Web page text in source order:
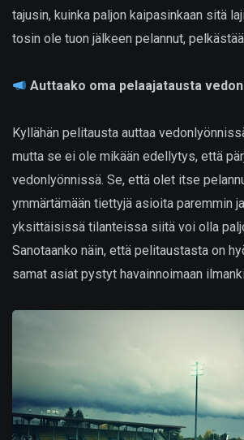
tajusin, kuinka paljon kaipasinkaan sitä
tosin ole tuon jälkeen pelannut,
Auttaako oma pelaajatausta
Kyllähän pelitausta auttaa
mutta se ei ole mikään edellytys, että
vedonlyönnissä. Se, että olet itse
ymmärtämään tiettyjä asioita paremmin
yksittäisissä tilanteissa siitä voi olla
Sanotaanko näin, että pelitaustasta on
samat asiat pystyt havainnoimaan